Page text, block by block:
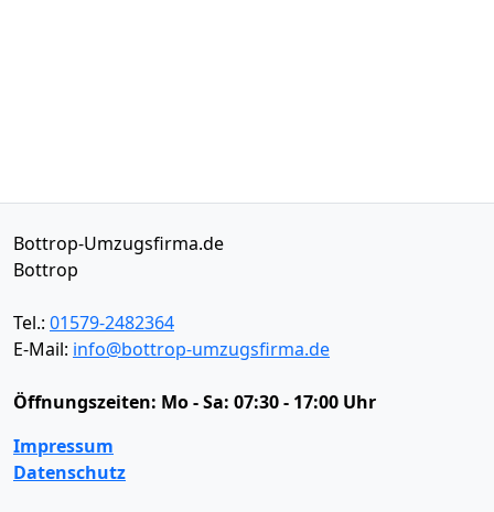
Bottrop-Umzugsfirma.de
Bottrop
Tel.: 01579-2482364
E-Mail: info@bottrop-umzugsfirma.de
Öffnungszeiten: Mo - Sa: 07:30 - 17:00 Uhr
Impressum
Datenschutz